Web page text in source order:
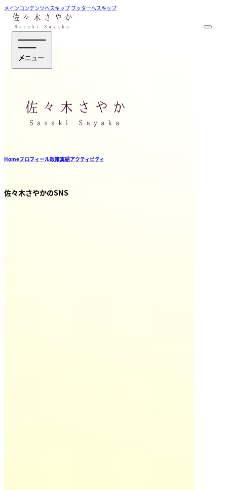
メインコンテンツへスキップ フッターへスキップ
Homeプロフィール政策実績アクティビティ
佐々木さやかのSNS